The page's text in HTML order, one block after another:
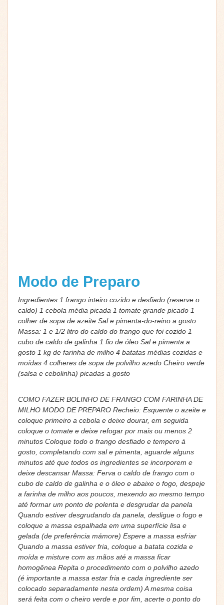
Modo de Preparo
Ingredientes 1 frango inteiro cozido e desfiado (reserve o
caldo) 1 cebola média picada 1 tomate grande picado 1
colher de sopa de azeite Sal e pimenta-do-reino a gosto
Massa: 1 e 1/2 litro do caldo do frango que foi cozido 1
cubo de caldo de galinha 1 fio de óleo Sal e pimenta a
gosto 1 kg de farinha de milho 4 batatas médias cozidas e
moídas 4 colheres de sopa de polvilho azedo Cheiro verde
(salsa e cebolinha) picadas a gosto
COMO FAZER BOLINHO DE FRANGO COM FARINHA DE
MILHO MODO DE PREPARO Recheio: Esquente o azeite e
coloque primeiro a cebola e deixe dourar, em seguida
coloque o tomate e deixe refogar por mais ou menos 2
minutos Coloque todo o frango desfiado e tempero à
gosto, completando com sal e pimenta, aguarde alguns
minutos até que todos os ingredientes se incorporem e
deixe descansar Massa: Ferva o caldo de frango com o
cubo de caldo de galinha e o óleo e abaixe o fogo, despeje
a farinha de milho aos poucos, mexendo ao mesmo tempo
até formar um ponto de polenta e desgrudar da panela
Quando estiver desgrudando da panela, desligue o fogo e
coloque a massa espalhada em uma superfície lisa e
gelada (de preferência mámore) Espere a massa esfriar
Quando a massa estiver fria, coloque a batata cozida e
moída e misture com as mãos até a massa ficar
homogênea Repita o procedimento com o polvilho azedo
(é importante a massa estar fria e cada ingrediente ser
colocado separadamente nesta ordem) A mesma coisa
será feita com o cheiro verde e por fim, acerte o ponto do